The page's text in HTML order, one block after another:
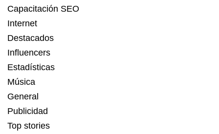
Capacitación SEO
Internet
Destacados
Influencers
Estadísticas
Música
General
Publicidad
Top stories